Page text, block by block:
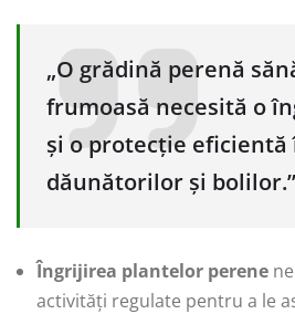
„O grădină perenă
frumoasă necesită o
și o protecție
dăunătorilor și bolilor.”
Îngrijirea plantelor perene
activități regulate pentru a le